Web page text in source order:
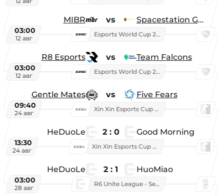
MIBR vs Spacestation Gaming
03:00
12 авг
Esports World Cup 2026
R8 Esports vs Team Falcons
03:00
12 авг
Esports World Cup 2026
Gentle Mates vs Five Fears
09:40
24 авг
Xin Xin Esports Cup 2025
HeDuoLe 2 : 0 Good Morning
13:30
24 авг
Xin Xin Esports Cup 2026
HeDuoLe 2 : 1 HuoMiao
03:00
28 авг
R6 Unite League - Season 1